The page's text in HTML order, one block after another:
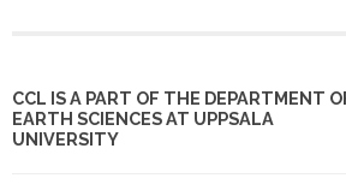
CCL IS A PART OF THE DEPARTMENT
EARTH SCIENCES AT UPPSALA
UNIVERSITY